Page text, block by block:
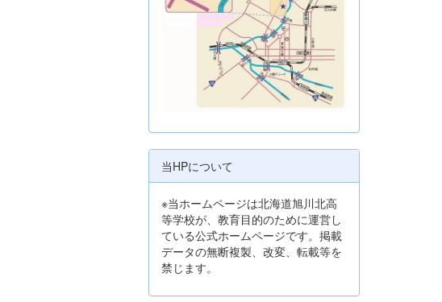
当HPについて
※当ホームページは北海道旭川北高
等学校が、教育目的のために運営し
ている公式ホームページです。掲載
データの無断複製、改変、転載等を
禁じます。